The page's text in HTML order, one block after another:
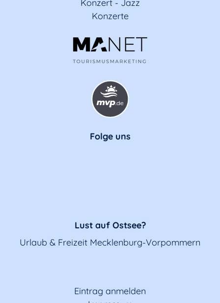
Konzert - Jazz
Konzerte
Folge uns
Lust auf Ostsee?
Urlaub & Freizeit Mecklenburg-Vorpommern
Eintrag anmelden